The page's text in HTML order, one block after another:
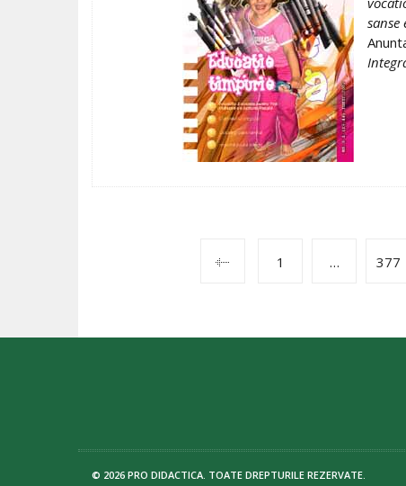
sanse
POSTS
NAVIGATION
1 … 377
© 2026 PRO DIDACTICA. TOATE DREPTURILE REZERVATE.